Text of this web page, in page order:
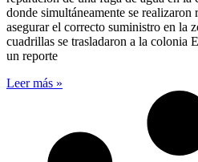
donde simultáneamente se
asegurar el correcto suministro en la
cuadrillas se trasladaron a la colonia
un reporte
Leer más »